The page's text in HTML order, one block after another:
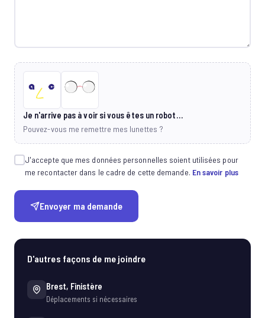
Je n'arrive pas à voir si vous êtes un robot…
Pouvez-vous me remettre mes lunettes ?
J'accepte que mes données personnelles soient utilisées pour
me recontacter dans le cadre de cette demande. En savoir plus
Envoyer ma demande
D'autres façons de me joindre
Brest, Finistère
Déplacements si nécessaires